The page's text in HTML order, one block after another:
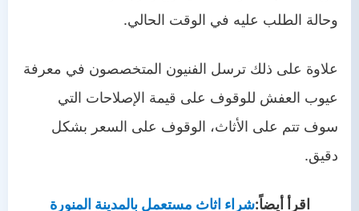
وحالة الطلب عليه في الوقت الحالي.
علاوة على ذلك ترسل الفنيون المتخصصون في معرفة
عيوب العفش للوقوف على قيمة الإصلاحات التي
سوف تتم على الأثاث، الوقوف على السعر بشكل
دقيق.
اقرأ أيضاً:شراء اثاث مستعمل بالمدينة المنورة